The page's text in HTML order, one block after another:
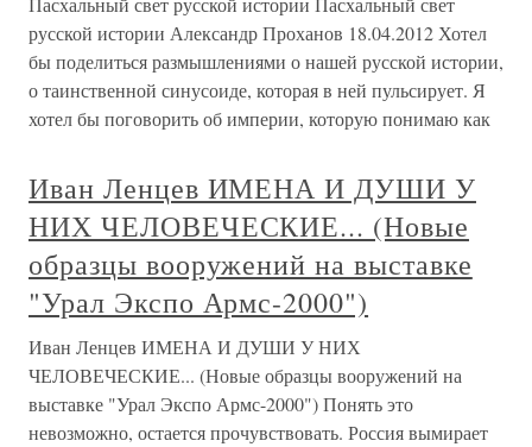
русской истории Александр Проханов 18.04.2012 Хотел
бы поделиться размышлениями о нашей русской истории,
о таинственной синусоиде, которая в ней пульсирует. Я
хотел бы поговорить об империи, которую понимаю как
Иван Ленцев ИМЕНА И ДУШИ У
НИХ ЧЕЛОВЕЧЕСКИЕ... (Новые
образцы вооружений на выставке
"Урал Экспо Армс-2000")
Иван Ленцев ИМЕНА И ДУШИ У НИХ
ЧЕЛОВЕЧЕСКИЕ... (Новые образцы вооружений на
выставке "Урал Экспо Армс-2000") Понять это
невозможно, остается прочувствовать. Россия вымирает